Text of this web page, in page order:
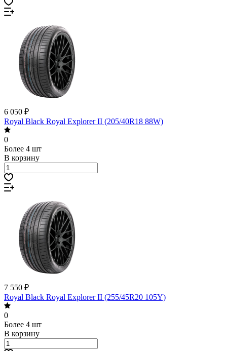
6 050 ₽
Royal Black Royal Explorer II (205/40R18 88W)
0
Более 4 шт
В корзину
7 550 ₽
Royal Black Royal Explorer II (255/45R20 105Y)
0
Более 4 шт
В корзину